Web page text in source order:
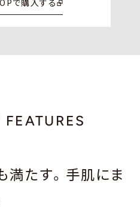
で購入する
満たす。⼿肌にま